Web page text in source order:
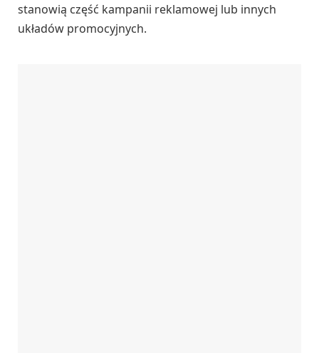
stanowią część kampanii reklamowej lub innych
układów promocyjnych.